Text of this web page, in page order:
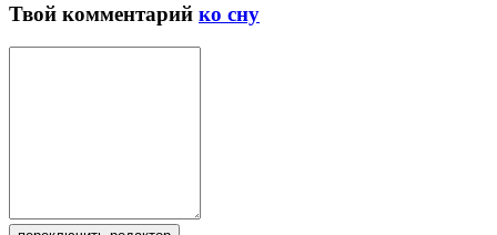
Твой комментарий ко сну